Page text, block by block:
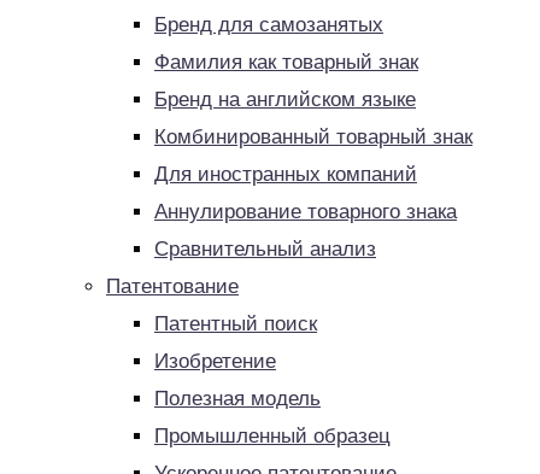
Бренд для самозанятых
Фамилия как товарный знак
Бренд на английском языке
Комбинированный товарный знак
Для иностранных компаний
Аннулирование товарного знака
Сравнительный анализ
Патентование
Патентный поиск
Изобретение
Полезная модель
Промышленный образец